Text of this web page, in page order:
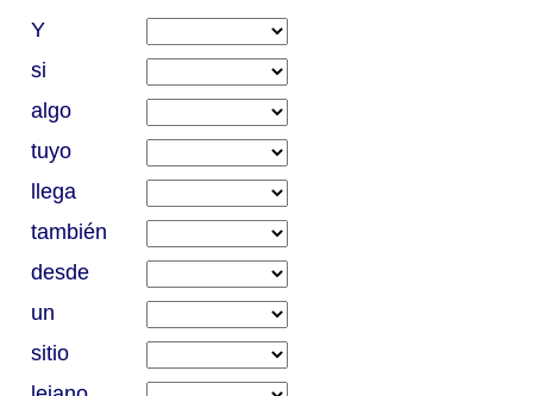
Y
si
algo
tuyo
llega
también
desde
un
sitio